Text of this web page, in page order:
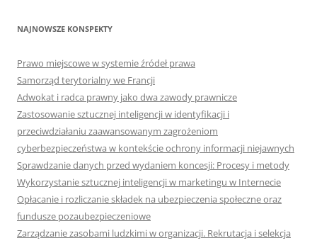
NAJNOWSZE KONSPEKTY
Prawo miejscowe w systemie źródeł prawa
Samorząd terytorialny we Francji
Adwokat i radca prawny jako dwa zawody prawnicze
Zastosowanie sztucznej inteligencji w identyfikacji i
przeciwdziałaniu zaawansowanym zagrożeniom
cyberbezpieczeństwa w kontekście ochrony informacji niejawnych
Sprawdzanie danych przed wydaniem koncesji: Procesy i metody
Wykorzystanie sztucznej inteligencji w marketingu w Internecie
Opłacanie i rozliczanie składek na ubezpieczenia społeczne oraz
fundusze pozaubezpieczeniowe
Zarządzanie zasobami ludzkimi w organizacji. Rekrutacja i selekcja